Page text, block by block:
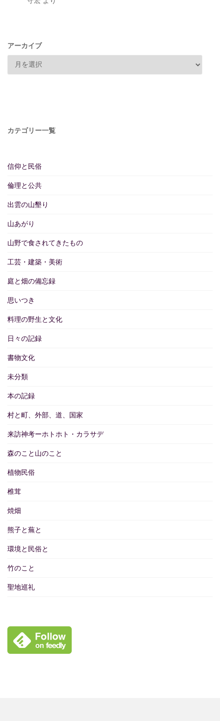
アーカイブ
カテゴリー一覧
信仰と民俗
倫理と公共
出雲の山墾り
山あがり
山野で食されてきたもの
工芸・建築・美術
庭と畑の備忘録
思いつき
料理の野生と文化
日々の記録
書物文化
未分類
本の記録
村と町、外部、道、国家
来訪神考ーホトホト・カラサデ
森のこと山のこと
植物民俗
椎茸
焼畑
熊子と蕪と
環境と民俗と
竹のこと
聖地巡礼